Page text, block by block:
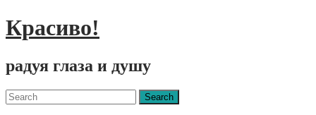
Красиво!
радуя глаза и душу
Menu
Search
for: